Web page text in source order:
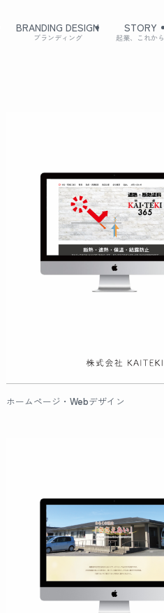
BRANDING DESIGN
ブランディング
STORY
起業、これから
ホームページ・Webデザイン